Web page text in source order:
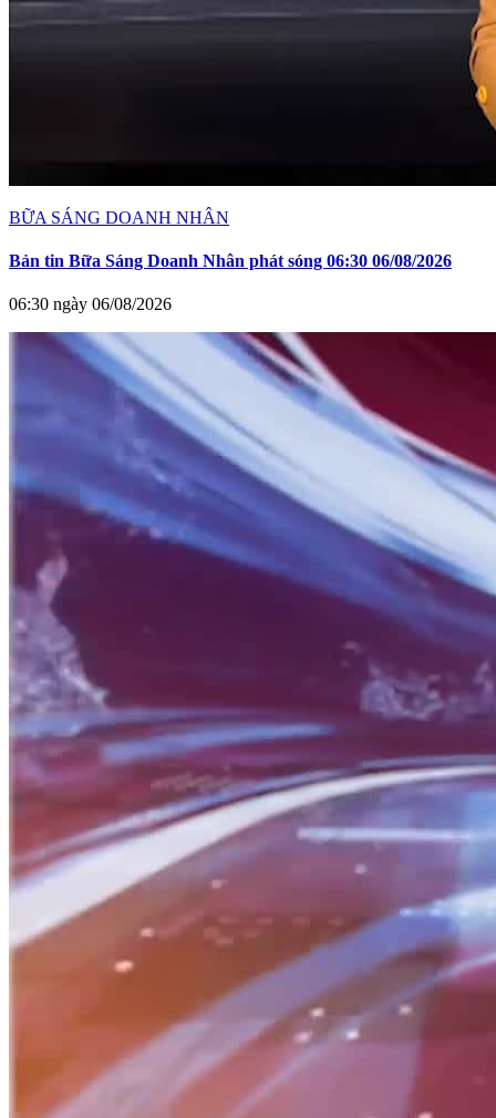
BỮA SÁNG DOANH NHÂN
Bản tin Bữa Sáng Doanh Nhân phát sóng 06:30 06/08/2026
06:30 ngày 06/08/2026